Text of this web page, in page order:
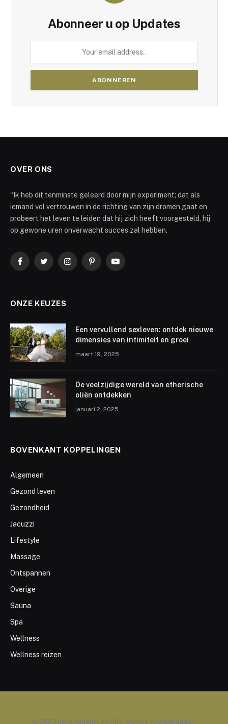
Abonneer u op Updates
OVER ONS
“Ik heb dit tenminste geleerd door mijn experiment; dat als
iemand vol vertrouwen in de richting van zijn dromen gaat en
probeert het leven te leiden dat hij zich heeft voorgesteld, hij
op gewone uren onverwacht succes zal hebben.
FacebookTwitterInstagramPinterestYouTube
ONZE KEUZES
Een vervullend sexleven: ontdek nieuwe
dimensies van intimiteit en groei
maart 19, 2025
De veelzijdige wereld van etherische
oliën ontdekken
januari 2, 2025
BOVENKANT KOPPELINGEN
Algemeen
Gezond leven
Gezondheid
Jacuzzi
Lifestyle
Massage
Ontspannen
Overige
Sauna
Spa
Wellness
Wellness reizen
© 2023 hotelnational.be Alle rechten voorbehouden.